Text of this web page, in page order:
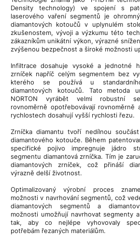
Density technology) ve spojení s
laserového vaření segmentů je
diamantových kotoučů v uplynulém
zkušenostem, vývoji a výzkumu této
zákazníkům unikátní výkon, výrazné
zvýšenou bezpečnost a široké možnosti
Infiltrace dosahuje vysoké a jednotné
zrníček napříč celým segmentem bez
kterého se používá u
diamantových kotoučů. Tato metoda
NORTON vyrábět velmi robustní
rovnoměrně opotřebovávají rovnoměrně
rychlostech dosahují vyšší rychlosti řezu.
Zrníčka diamantu tvoří nedílnou
diamantového kotouče. Během
specifické pojivo impregnuje jádro
segmentu diamantová zrníčka. Tím je
diamantových zrníček, což přináší
výrazně delší životnost.
Optimalizovaný výrobní proces
možnosti v navrhování segmentů, což
diamantových segmentů a
možnosti umožňují navrhovat segmenty
tak, aby co nejlépe vyhovovaly
potřebám řezaných materiálům.